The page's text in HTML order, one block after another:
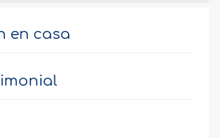
en casa